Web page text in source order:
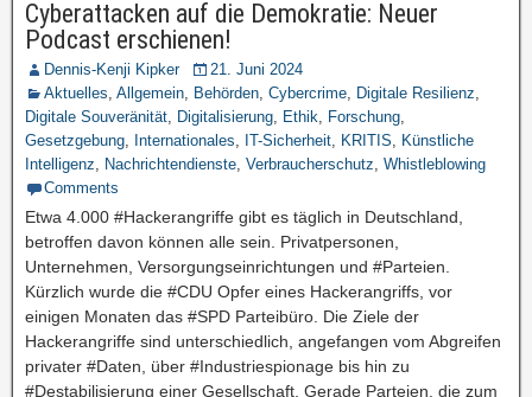
Cyberattacken auf die Demokratie: Neuer
Podcast erschienen!
Dennis-Kenji Kipker
21. Juni 2024
Aktuelles, Allgemein, Behörden, Cybercrime, Digitale Resilienz,
Digitale Souveränität, Digitalisierung, Ethik, Forschung,
Gesetzgebung, Internationales, IT-Sicherheit, KRITIS, Künstliche
Intelligenz, Nachrichtendienste, Verbraucherschutz, Whistleblowing
Comments
Etwa 4.000 #Hackerangriffe gibt es täglich in Deutschland,
betroffen davon können alle sein. Privatpersonen,
Unternehmen, Versorgungseinrichtungen und #Parteien.
Kürzlich wurde die #CDU Opfer eines Hackerangriffs, vor
einigen Monaten das #SPD Parteibüro. Die Ziele der
Hackerangriffe sind unterschiedlich, angefangen vom Abgreifen
privater #Daten, über #Industriespionage bis hin zu
#Destabilisierung einer Gesellschaft. Gerade Parteien, die zum